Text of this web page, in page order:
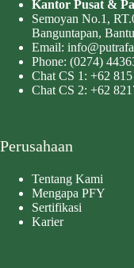
Kantor Pusat &
Semoyan No.1,
Banguntapan,
Email:
Phone: (0274)
Chat CS 1: +62
Chat CS 2: +62
Perusahaan
Tentang Kami
Mengapa PFY
Sertifikasi
Karier